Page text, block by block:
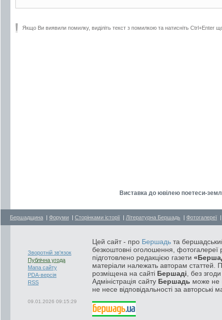
Якщо Ви виявили помилку, виділіть текст з помилкою та натисніть Ctrl+Enter
Виставка до ювілею поетеси-
Бершадщина | Форуми | Сторінками історії | Літературна Бершадь | Фотогалереї
Зворотній зв'язок
Публічна угода
Мапа сайту
PDA-версія
RSS
09.01.2026 09:15:29
Цей сайт - про Бершадь та
безкоштовні оголошення, фотогалереї
підготовлено редакцією газети
матеріали належать авторам статтей.
розміщена на сайті Бершаді , без
Адміністрація сайту Бершадь може не
не несе відповідальності за авторські